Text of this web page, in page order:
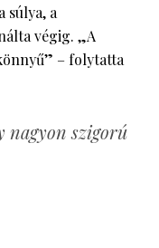
súlya, a
végig. „A
– folytatta
nagyon szigorú